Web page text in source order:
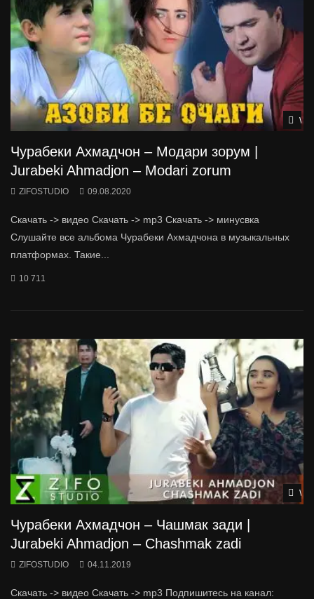
Чурабеки Ахмадчон – Модари зорум |
Jurabeki Ahmadjon – Modari zorum
ZIFOSTUDIO 09.08.2020
Скачать -> видео Скачать -> mp3 Скачать -> минусвка
Слушайте все альбома Чурабеки Ахмадчона в музыкальных
платформах. Такие...
10 711
Чурабеки Ахмадчон – Чашмак зади |
Jurabeki Ahmadjon – Chashmak zadi
ZIFOSTUDIO 04.11.2019
Скачать -> видео Скачать -> mp3 Подпишитесь на канал: